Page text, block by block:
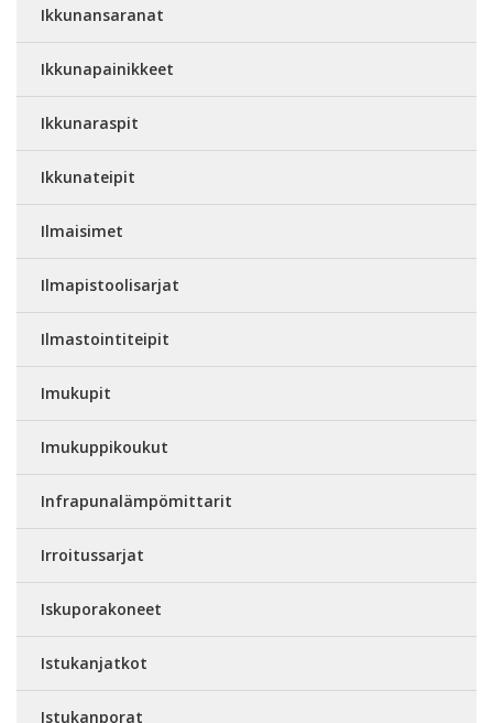
Ikkunansaranat
Ikkunapainikkeet
Ikkunaraspit
Ikkunateipit
Ilmaisimet
Ilmapistoolisarjat
Ilmastointiteipit
Imukupit
Imukuppikoukut
Infrapunalämpömittarit
Irroitussarjat
Iskuporakoneet
Istukanjatkot
Istukanporat